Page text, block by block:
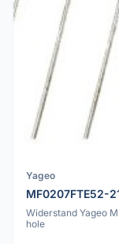
Yageo
MF0207FTE52-
Widerstand Yageo
hole